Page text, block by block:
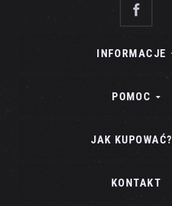
INFORMACJE
POMOC
JAK KUPOWAĆ?
KONTAKT